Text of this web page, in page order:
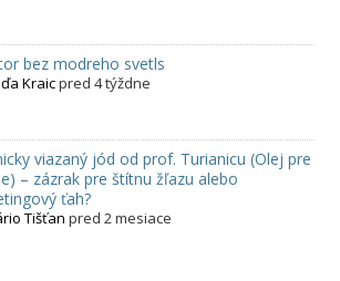
bez modreho svetls
Kraicpred 4 týždne
viazaný jód od prof. Turianicu (Olej pre
– zázrak pre štítnu žľazu alebo
ťah?
Tišťan pred 2 mesiace